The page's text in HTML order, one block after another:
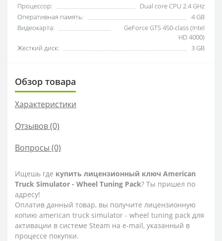
Процессор:
Dual core CPU 2.4 GHz
Оперативная память:
4 GB
Видеокарта:
GeForce GTS 450-class (Intel
HD 4000)
Жесткий диск:
3 GB
Обзор товара
Характеристики
Отзывов (0)
Вопросы (0)
Ищешь где купить лицензионный ключ American
Truck Simulator - Wheel Tuning Pack? Ты пришел по
адресу!
Оплатив данный товар, вы получите лицензионную
копию american truck simulator - wheel tuning pack для
активации в системе Steam на e-mail, указанный в
процессе покупки.